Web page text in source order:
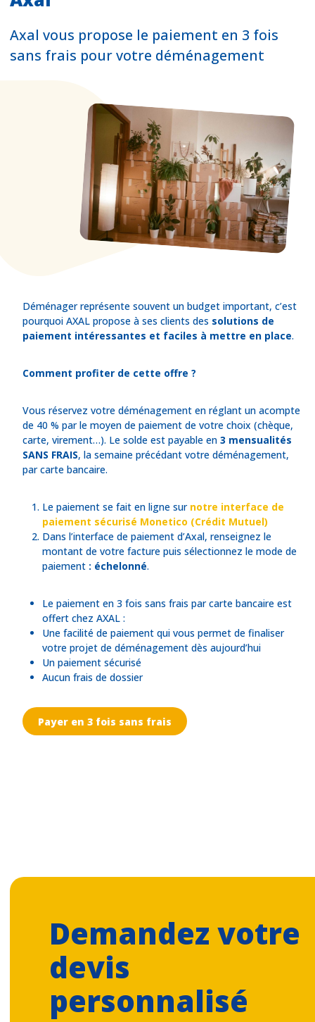
Axal vous propose le paiement en 3 fois
sans frais pour votre déménagement
Déménager représente souvent un budget important, c’est
pourquoi AXAL propose à ses clients des solutions de
paiement intéressantes et faciles à mettre en place.
Comment profiter de cette offre ?
Vous réservez votre déménagement en réglant un acompte
de 40 % par le moyen de paiement de votre choix (chèque,
carte, virement…). Le solde est payable en 3 mensualités
SANS FRAIS, la semaine précédant votre déménagement,
par carte bancaire.
Le paiement se fait en ligne sur notre interface de
paiement sécurisé Monetico (Crédit Mutuel)
Dans l’interface de paiement d’Axal, renseignez le
montant de votre facture puis sélectionnez le mode de
paiement: échelonné.
Le paiement en 3 fois sans frais par carte bancaire est
offert chez AXAL :
Une facilité de paiement qui vous permet de finaliser
votre projet de déménagement dès aujourd’hui
Un paiement sécurisé
Aucun frais de dossier
Payer en 3 fois sans frais
Demandez votre
devis
personnalisé